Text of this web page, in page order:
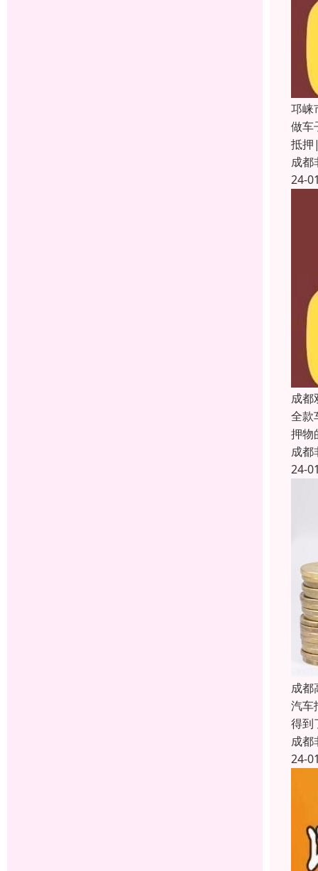
邛崃
做车
抵押
成都
24-
成都
全款
押物
成都
24-
成都
汽车
得到
成都
24-